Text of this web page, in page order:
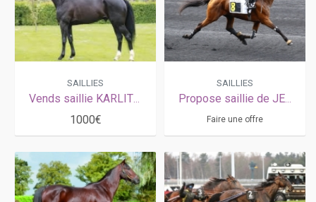
SAILLIES
Vends saillie KARLITO (Ready Cash - Carlita par Rombaldi)
1000€
SAILLIES
Propose saillie de JEAN BALTHAZAR
Faire une offre